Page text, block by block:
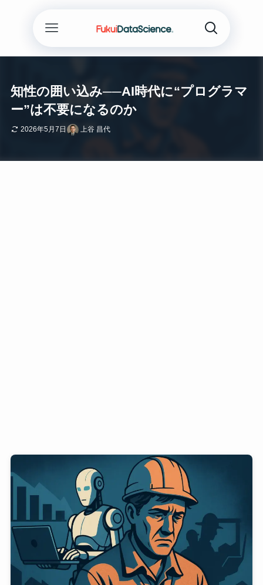
知性の囲い込み──AI時代に“プログラマ
ー”は不要になるのか
2026年5月7日 上谷 昌代